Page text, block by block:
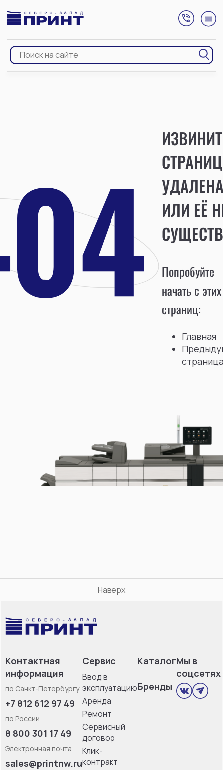
УДАЛЕНА
ИЛИ ЕЁ
Попробуйте
начать с этих
страниц:
Главная
страница
Наверх
Контактная
информация
по Санкт-Петербургу
+7 812 612 97 49
по России
8 800 301 17 49
Электронная почта
sales@printnw.ru
Сервис
Ввод в
эксплуатацию
Аренда
Ремонт
Сервисный
договор
Клик-
контракт
Каталог
Бренды
Мы в
соцсетях